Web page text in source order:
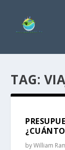
TAG:
byWilliam